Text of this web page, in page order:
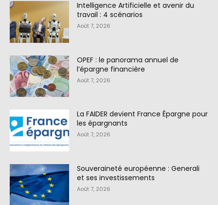
Intelligence Artificielle et avenir du
travail : 4 scénarios
Août 7, 2026
OPEF : le panorama annuel de
l’épargne financière
Août 7, 2026
La FAIDER devient France Épargne pour
les épargnants
Août 7, 2026
Souveraineté européenne : Generali
et ses investissements
Août 7, 2026